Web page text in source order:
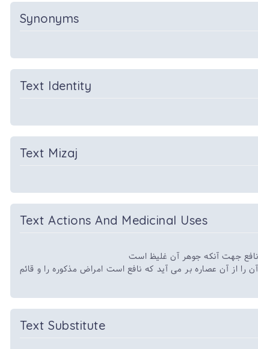
Synonyms
Text Identity
Text Mizaj
Text Actions And Medicinal Uses
جهت آنکه جوهر آن غلیظ است
را از آن عصاره بر می آید که نافع است امراض مذکوره را و قائم
Text Substitute